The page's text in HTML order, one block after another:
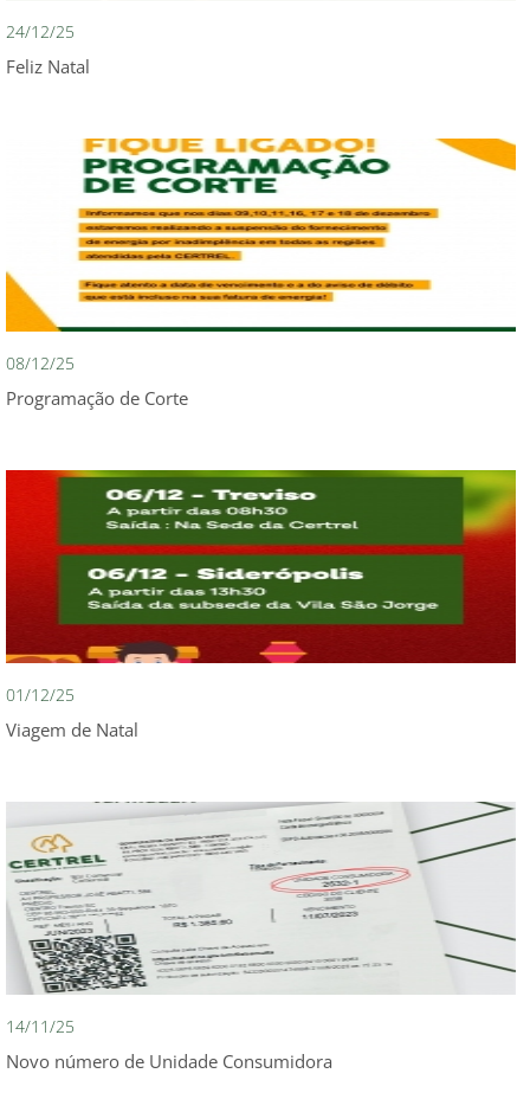
24/12/25
Feliz Natal
08/12/25
Programação de Corte
01/12/25
Viagem de Natal
14/11/25
Novo número de Unidade Consumidora